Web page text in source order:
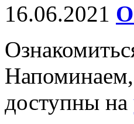
16.06.2021
доступны на